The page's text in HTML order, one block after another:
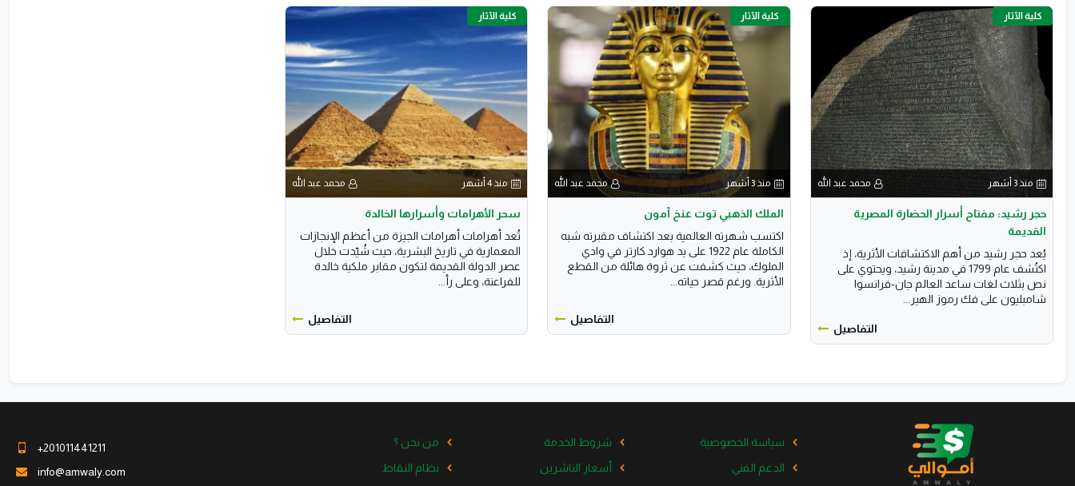
كلية الآثار
منذ 3 أشهر محمد عبد الله
حجر رشيد: مفتاح أسرار الحضارة المصرية
القديمة
يُعد حجر رشيد من أهم الاكتشافات الأثرية، إذ
اكتُشف عام 1799 في مدينة رشيد، ويحتوي على
نص بثلاث لغات ساعد العالم جان-فرانسوا
شامبليون على فك رموز الهير...
التفاصيل
كلية الآثار
منذ 3 أشهر محمد عبد الله
الملك الذهبي توت عنخ آمون
اكتسب شهرته العالمية بعد اكتشاف مقبرته شبه
الكاملة عام 1922 على يد هوارد كارتر في وادي
الملوك، حيث كشفت عن ثروة هائلة من القطع
الأثرية. ورغم قصر حياته...
التفاصيل
كلية الآثار
منذ 4 أشهر محمد عبد الله
سحر الأهرامات وأسرارها الخالدة
تُعد أهرامات أهرامات الجيزة من أعظم الإنجازات
المعمارية في تاريخ البشرية، حيث شُيّدت خلال
عصر الدولة القديمة لتكون مقابر ملكية خالدة
للفراعنة، وعلى رأ...
التفاصيل
سياسة الخصوصية شروط الخدمة
من نحن ؟
الدعم الفني
أسعار الناشرين نظام النقاط
+201011441211
info@amwaly.com